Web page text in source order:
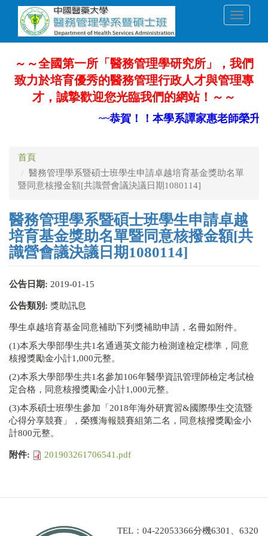
內
Toggle
～～全國第一所「醫務管理學研究所」，我們
致力於培育優秀的醫務管理行政人才與管理專
才，誠摯歡迎您光臨我們的網站！～～
~~恭賀！！本學系譚家惠老師榮升
首頁
醫務管理學系暨碩士班學生申請卓越培育基金獎助名單
暨同意核撥金額[共識營會議決議日期1080114]
醫務管理學系暨碩士班學生申請卓越
培育基金獎助名單暨同意核撥金額[共
識營會議決議日期1080114]
公告日期: 2019-01-15
公告類別: 獎助訊息
學生卓越培育基金同意補助下列獎補助申請，名冊如附件。
(1)本系大學部學生共1名通過英文能力檢測達檢定標準，同意
核撥獎勵金小計1,000元整。
(2)本系大學部學生共1名參加106年醫學資訊管理師檢定考試檢
定合格，同意核撥獎勵金小計1,000元整。
(3)本系碩士班學生參加「2018年海外研實習&國際學生交流暨
心得分享競賽」，榮獲海報競賽組第二名，同意核撥獎勵金小
計800元整。
附件: 201903261706541.pdf
TEL：04-22053366分機6301、6320